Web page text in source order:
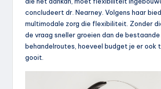
concludeert dr. Nearney. Volgens haar
multimodale zorg die flexibiliteit. Zonder
de vraag sneller groeien dan de bestaande
behandelroutes, hoeveel budget je er ook
gooit.